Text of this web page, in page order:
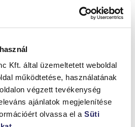
Kft. által üzemeltetett weboldal
működtetése, használatának
végzett tevékenység
ajánlatok megjelenítése
olvassa el a Süti
a szellőztetésre és az
döntések
Ha ez a kettő elcsúszik
utóbb megjelenik, függetlenül